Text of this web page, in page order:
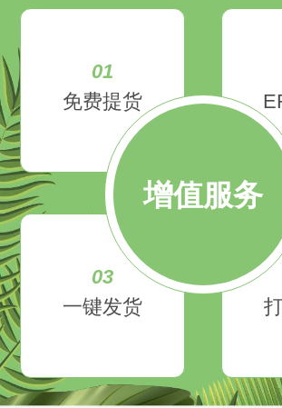
增值服务
01
免费提货
03
一键发货